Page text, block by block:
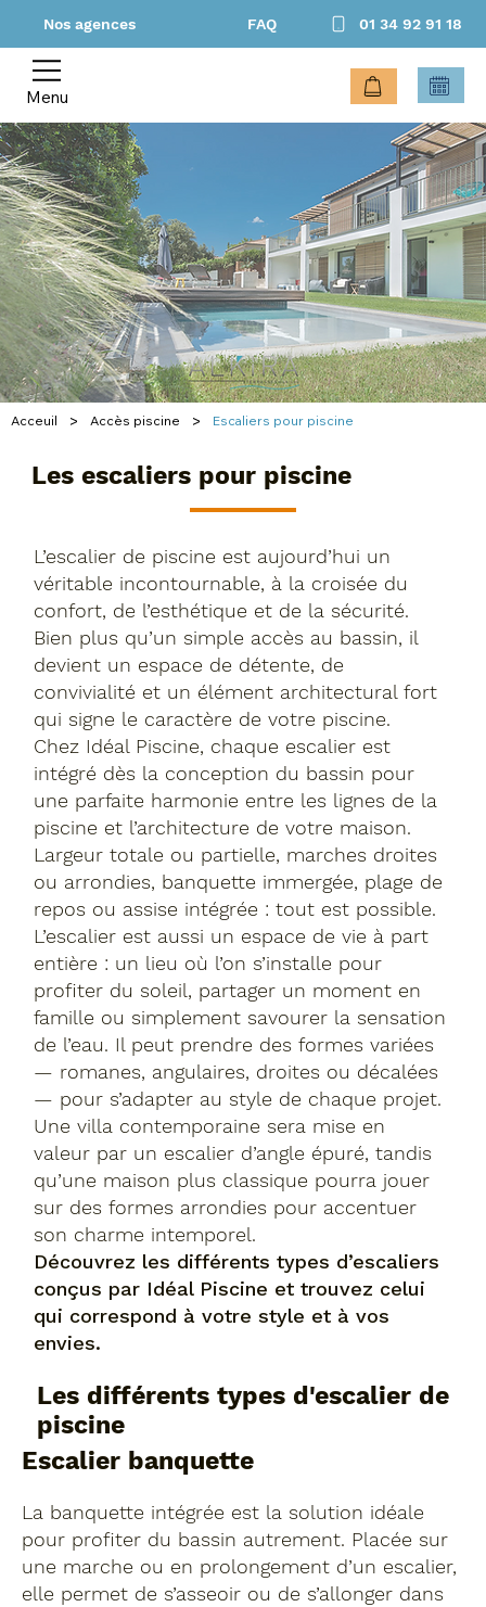
Nos agences FAQ 01 34 92 91 18
Menu
Acceuil > Accès piscine > Escaliers pour piscine
Les escaliers pour piscine
L’escalier de piscine est aujourd’hui un
véritable incontournable, à la croisée du
confort, de l’esthétique et de la sécurité.
Bien plus qu’un simple accès au bassin, il
devient un espace de détente, de
convivialité et un élément architectural fort
qui signe le caractère de votre piscine.
Chez Idéal Piscine, chaque escalier est
intégré dès la conception du bassin pour
une parfaite harmonie entre les lignes de la
piscine et l’architecture de votre maison.
Largeur totale ou partielle, marches droites
ou arrondies, banquette immergée, plage de
repos ou assise intégrée : tout est possible.
L’escalier est aussi un espace de vie à part
entière : un lieu où l’on s’installe pour
profiter du soleil, partager un moment en
famille ou simplement savourer la sensation
de l’eau. Il peut prendre des formes variées
— romanes, angulaires, droites ou décalées
— pour s’adapter au style de chaque projet.
Une villa contemporaine sera mise en
valeur par un escalier d’angle épuré, tandis
qu’une maison plus classique pourra jouer
sur des formes arrondies pour accentuer
son charme intemporel.
Découvrez les différents types d’escaliers
conçus par Idéal Piscine et trouvez celui
qui correspond à votre style et à vos
envies.
Les différents types d'escalier de
piscine
Escalier banquette
La banquette intégrée est la solution idéale
pour profiter du bassin autrement. Placée sur
une marche ou en prolongement d’un escalier,
elle permet de s’asseoir ou de s’allonger dans